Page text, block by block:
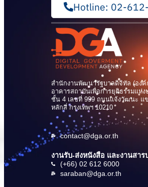
Hotline: 02-
สำนักงานพัฒนารัฐบาลดิจิทัล (องค์
อาคารสถาบันเพื่อการยุติธรรมแห่ง
ชั้น 4 เลขที่ 999 ถนนแจ้งวัฒนะ แข
หลักสี่ กรุงเทพฯ 10210
contact@dga.or.th
งานรับ-ส่งหนังสือ และงานสา
(+66) 02 612 6000
saraban@dga.or.th